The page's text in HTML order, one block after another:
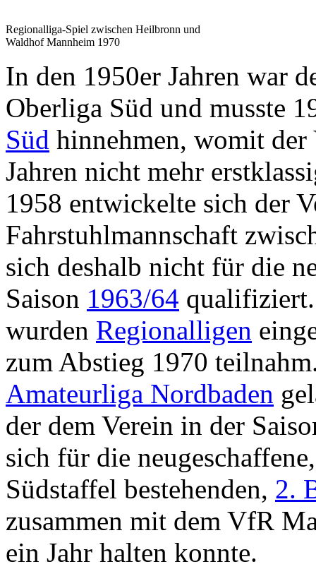
Regionalliga-Spiel zwischen Heilbronn und
Waldhof Mannheim 1970
In den 1950er Jahren war
Oberliga Süd und musste
Süd hinnehmen, womit der
Jahren nicht mehr
1958 entwickelte sich der
Fahrstuhlmannschaft
sich deshalb nicht für die
Saison 1963/64
wurden Regionalligen
zum Abstieg 1970
Amateurliga Nordbaden
der dem Verein in der
sich für die
Südstaffel bestehenden, 2.
zusammen mit dem VfR
ein Jahr halten konnte.